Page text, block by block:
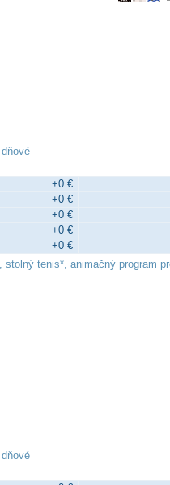
+0 €
+0 €
+0 €
+0 €
+0 €
tenis*, animačný program